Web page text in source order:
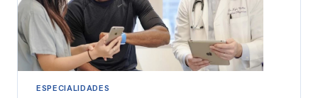
ESPECIALIDADES